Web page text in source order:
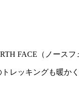
FACE（ノース
レッキングも暖か